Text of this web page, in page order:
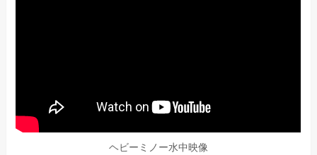
ヘビーミノー水中映像